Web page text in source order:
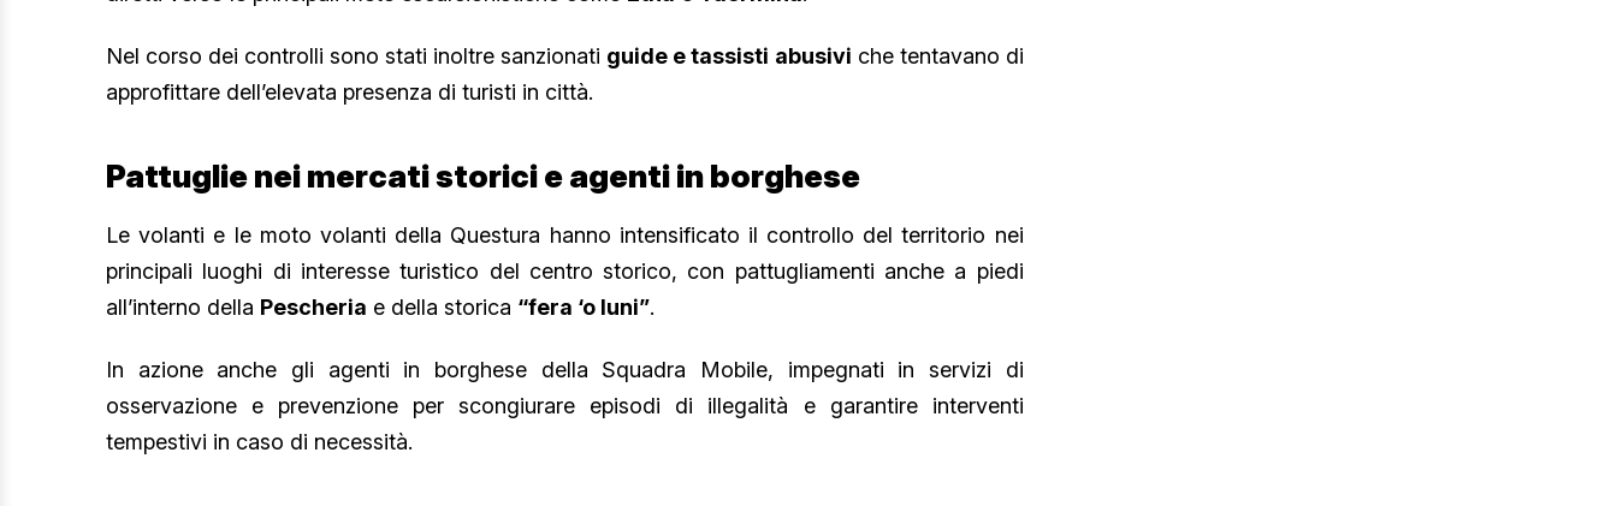
Nel corso dei controlli sono stati inoltre sanzionati guide e tassisti abusivi che tentavano di
approfittare dell’elevata presenza di turisti in città.
Pattuglie nei mercati storici e agenti in borghese
Le volanti e le moto volanti della Questura hanno intensificato il controllo del territorio nei
principali luoghi di interesse turistico del centro storico, con pattugliamenti anche a piedi
all’interno della Pescheria e della storica “fera ‘o luni”.
In azione anche gli agenti in borghese della Squadra Mobile, impegnati in servizi di
osservazione e prevenzione per scongiurare episodi di illegalità e garantire interventi
tempestivi in caso di necessità.